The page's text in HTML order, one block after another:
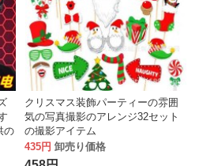
の
クリスマス装飾パーティーの雰囲
気の写真撮影のアレンジ32セット
の撮影アイテム
435円 卸売り価格